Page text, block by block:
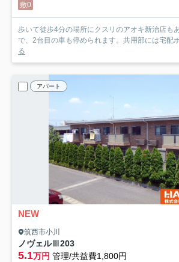
敷0
歩いて徒歩4分の場所にクスリのアオキ新治店も
で、2台目の車も停められます。共用部には宅配
る
アパート
NEW
筑西市小川
ノヴェルⅢ203
5.1万円 管理/共益費1,800円